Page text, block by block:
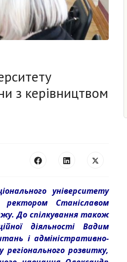
з керівництвом
університету
ректором Станіславом
До спілкування також
діяльності Вадим
і адміністративно-
регіонального розвитку,